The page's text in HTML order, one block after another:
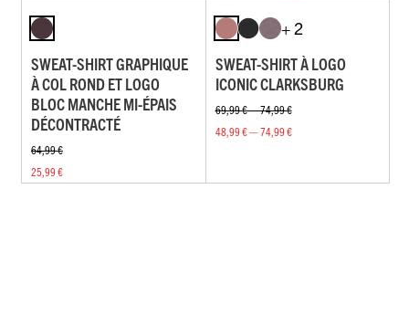
SWEAT-SHIRT GRAPHIQUE
À COL ROND ET LOGO
BLOC MANCHE MI-ÉPAIS
DÉCONTRACTÉ
64,99 €
25,99 €
+ 2
SWEAT-SHIRT À LOGO
ICONIC CLARKSBURG
69,99 € — 74,99 €
48,99 € — 74,99 €